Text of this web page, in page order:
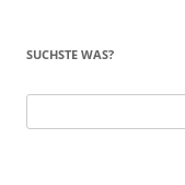
SUCHSTE WAS?
nach: